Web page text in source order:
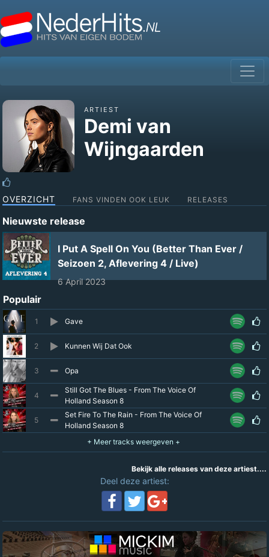
ARTIEST
Demi van
Wijngaarden
OVERZICHT FANS VINDEN OOK LEUK RELEASES
Nieuwste release
I Put A Spell On You (Better Than Ever /
Seizoen 2, Aflevering 4 / Live)
6 April 2023
Populair
1 Gave
2 Kunnen Wij Dat Ook
3 Opa
4
Still Got The Blues - From The Voice Of
Holland Season 8
5
Set Fire To The Rain - From The Voice Of
Holland Season 8
Bekijk alle releases van deze artiest....
Deel deze artiest: